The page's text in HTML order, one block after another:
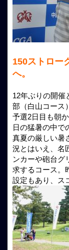
150ストロー
へ。
12年ぶりの開催
部（白山コース
予選2日目も朝
日の猛暑の中で
真夏の厳しい暑
況とはいえ、名
ンカーや砲台グ
求するコース。
設定もあり、ス